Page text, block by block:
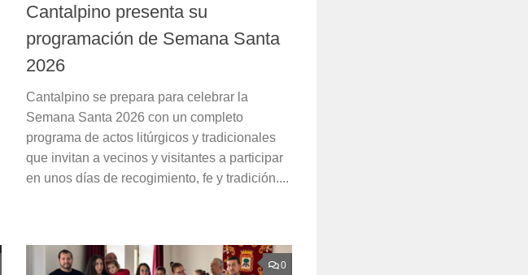
Cantalpino presenta su
programación de Semana Santa
2026
Cantalpino se prepara para celebrar la
Semana Santa 2026 con un completo
programa de actos litúrgicos y tradicionales
que invitan a vecinos y visitantes a participar
en unos días de recogimiento, fe y tradición....
0